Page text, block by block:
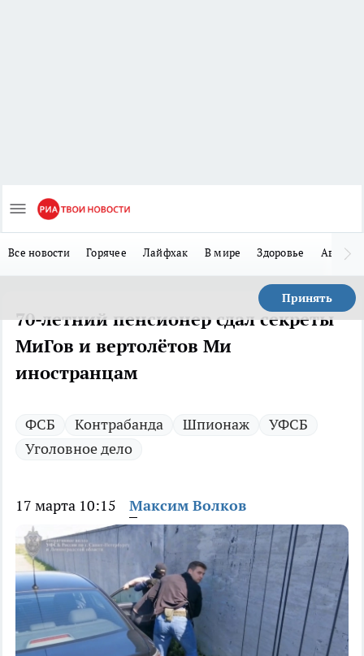
Все новости Горячее Лайфхак В мире Здоровье Авто
Принять
70-летний пенсионер сдал секреты
МиГов и вертолётов Ми
иностранцам
ФСБ Контрабанда Шпионаж
УФСБ
Уголовное дело
17 марта 10:15 Максим Волков